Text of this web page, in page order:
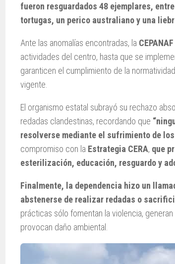
fueron resguardados 48 ejemplares,
tortugas, un perico australiano y una
Ante las anomalías encontradas, la CEPANAF
actividades del centro, hasta que se
garanticen el cumplimiento de la
vigente.
El organismo estatal subrayó su rechazo
redadas clandestinas, recordando que
resolverse mediante el sufrimiento de
compromiso con la Estrategia CERA, que
esterilización, educación, resguardo y
Finalmente, la dependencia hizo un
abstenerse de realizar redadas o
prácticas sólo fomentan la violencia,
provocan daño ambiental.